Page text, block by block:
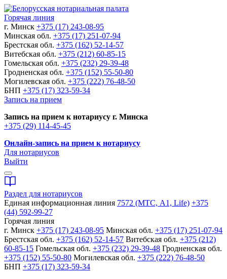
Горячая линия
г. Минск +375 (17) 243-08-95
Минская обл. +375 (17) 251-07-94
Брестская обл. +375 (162) 52-14-57
Витебская обл. +375 (212) 60-85-15
Гомельская обл. +375 (232) 29-39-48
Гродненская обл. +375 (152) 55-50-80
Могилевская обл. +375 (222) 76-48-50
БНП +375 (17) 323-59-34
Запись на прием
Запись на прием к нотариусу г. Минска
+375 (29) 114-45-45
Онлайн-запись на прием к нотариусу
Для нотариусов
Выйти
Раздел для нотариусов
Единая информационная линия 7572 (МТС, A1, Life) +375
(44) 592-99-27
Горячая линия
г. Минск +375 (17) 243-08-95 Минская обл. +375 (17) 251-07-94
Брестская обл. +375 (162) 52-14-57 Витебская обл. +375 (212)
60-85-15 Гомельская обл. +375 (232) 29-39-48 Гродненская обл.
+375 (152) 55-50-80 Могилевская обл. +375 (222) 76-48-50
БНП +375 (17) 323-59-34